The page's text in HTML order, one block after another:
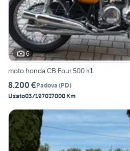
6
moto honda CB Four 500 k1
8.200 €Padova (PD)
Usato03/197027000 Km